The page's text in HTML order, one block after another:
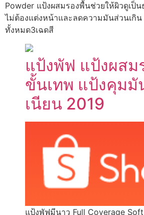
Powder แป้งผสมรองพื้นช่วยให้ผิวดูเป็น
ไม่ต้องแต่งหน้าและลดความมันส่วนเกิ
ทั้งหมด3เฉดสี
แป้งพัฟ แป้งผสม
ขั้นเทพ แป้งคุมมั
เนียน 2019
แป้งพัฟมีนาว Full Coverage